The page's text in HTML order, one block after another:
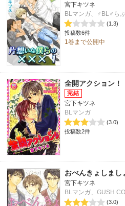
宮下キツネ
BLマンガ、♂BL♂ら
(1.3)
投稿数6件
1巻まで公開中
全開アクション！
宮下キツネ
BLマンガ
(3.0)
投稿数2件
おべんきょしまし
宮下キツネ
BLマンガ、GUSH
(3.0)